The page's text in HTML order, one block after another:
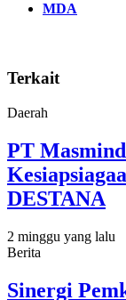
MDA
Terkait
Daerah
PT
DESTANA
2 minggu yang lalu
Berita
Sinergi